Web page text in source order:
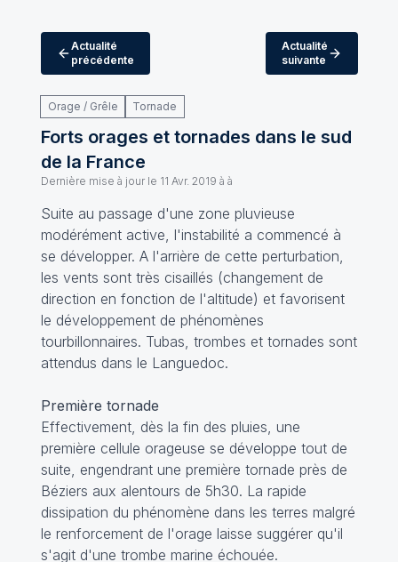
Actualité
précédente
Actualité
suivante
Orage / Grêle Tornade
Forts orages et tornades dans le sud
de la France
Dernière mise à jour le 11 Avr. 2019 à à
Suite au passage d'une zone pluvieuse
modérément active, l'instabilité a commencé à
se développer. A l'arrière de cette perturbation,
les vents sont très cisaillés (changement de
direction en fonction de l'altitude) et favorisent
le développement de phénomènes
tourbillonnaires. Tubas, trombes et tornades sont
attendus dans le Languedoc.
Première tornade
Effectivement, dès la fin des pluies, une
première cellule orageuse se développe tout de
suite, engendrant une première tornade près de
Béziers aux alentours de 5h30. La rapide
dissipation du phénomène dans les terres malgré
le renforcement de l'orage laisse suggérer qu'il
s'agit d'une trombe marine échouée.